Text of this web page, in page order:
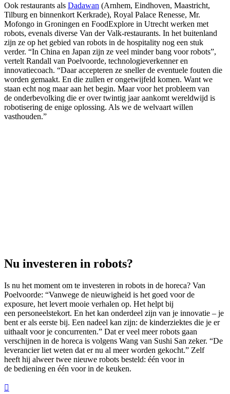
Ook restaurants als Dadawan (Arnhem, Eindhoven, Maastricht,
Tilburg en binnenkort Kerkrade), Royal Palace Renesse, Mr.
Mofongo in Groningen en FoodExplore in Utrecht werken met
robots, evenals diverse Van der Valk-restaurants. In het buitenland
zijn ze op het gebied van robots in de hospitality nog een stuk
verder. “In China en Japan zijn ze veel minder bang voor robots”,
vertelt Randall van Poelvoorde, technologieverkenner en
innovatiecoach. “Daar accepteren ze sneller de eventuele fouten die
worden gemaakt. En die zullen er ongetwijfeld komen. Want we
staan echt nog maar aan het begin. Maar voor het probleem van
de onderbevolking die er over twintig jaar aankomt wereldwijd is
robotisering de enige oplossing. Als we de welvaart willen
vasthouden.”
Nu investeren in robots?
Is nu het moment om te investeren in robots in de horeca? Van
Poelvoorde: “Vanwege de nieuwigheid is het goed voor de
exposure, het levert mooie verhalen op. Het helpt bij
een personeelstekort. En het kan onderdeel zijn van je innovatie – je
bent er als eerste bij. Een nadeel kan zijn: de kinderziektes die je er
uithaalt voor je concurrenten.” Dat er veel meer robots gaan
verschijnen in de horeca is volgens Wang van Sushi San zeker. “De
leverancier liet weten dat er nu al meer worden gekocht.” Zelf
heeft hij alweer twee nieuwe robots besteld: één voor in
de bediening en één voor in de keuken.
